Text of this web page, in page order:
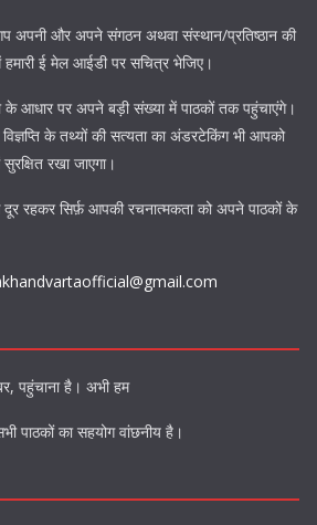
अपनी और अपने संगठन अथवा संस्थान/प्रतिष्ठान की
हमारी ई मेल आईडी पर सचित्र भेजिए।
के आधार पर अपने बड़ी संख्या में पाठकों तक पहुंचाएंगे।
के तथ्यों की सत्यता का अंडरटेकिंग भी आपको
रखा जाएगा।
दूर रहकर सिर्फ़ आपकी रचनात्मकता को अपने पाठकों के
पहुंचाना है। अभी हम
पाठकों का सहयोग वांछनीय है।